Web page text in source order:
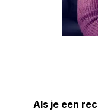
Als je een